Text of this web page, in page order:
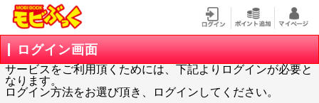
ログイン画面
サービスをご利用頂くためには、下記よりログインが必要と
なります。
ログイン方法をお選び頂き、ログインしてください。